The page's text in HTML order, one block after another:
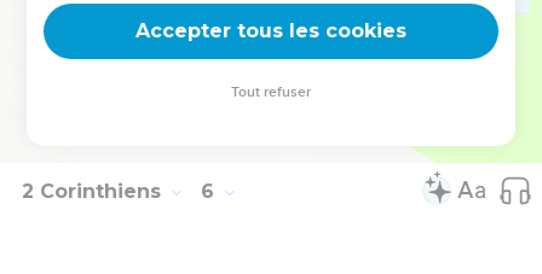
comme si Dieu adressait par nous son appel. Nous supplions
au nom de Christ : « Soyez réconciliés avec Dieu !
[En effet, ] celui qui n'a pas connu le péché, il l'a fait
2 Corinthiens 6
Accepter tous les cookies
Tout refuser